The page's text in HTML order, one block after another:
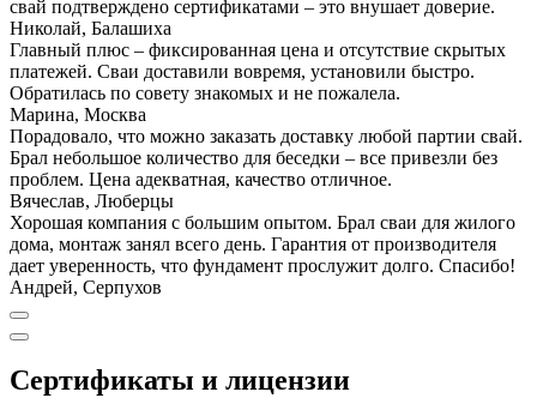
свай подтверждено сертификатами – это внушает доверие.
Николай, Балашиха
Главный плюс – фиксированная цена и отсутствие скрытых
платежей. Сваи доставили вовремя, установили быстро.
Обратилась по совету знакомых и не пожалела.
Марина, Москва
Порадовало, что можно заказать доставку любой партии свай.
Брал небольшое количество для беседки – все привезли без
проблем. Цена адекватная, качество отличное.
Вячеслав, Люберцы
Хорошая компания с большим опытом. Брал сваи для жилого
дома, монтаж занял всего день. Гарантия от производителя
дает уверенность, что фундамент прослужит долго. Спасибо!
Андрей, Серпухов
Сертификаты и лицензии